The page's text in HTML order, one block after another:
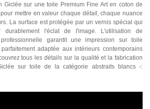
Giclée sur une toile Premium Fine Art en coton de
mettre en valeur chaque détail, chaque nuance
La surface est protégée par un vernis spécial qui
durablement l'éclat de l'image. L'utilisation de
garantit une impression sur toile
adaptée aux intérieurs contemporains
tous les détails sur la qualité et la fabrication
sur toile de la catégorie abstraits blancs -: